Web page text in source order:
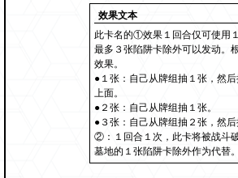
效果文本
此卡名的①效果１回合仅可使用
最多３张陷阱卡除外可以发动。
效果。
●１张：自己从牌组抽１张，然
上面。
●２张：自己从牌组抽１张。
●３张：自己从牌组抽２张，然后
②：１回合１次，此卡将被战斗
墓地的１张陷阱卡除外作为代替。